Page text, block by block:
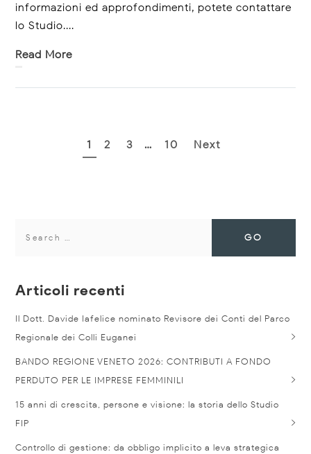
informazioni ed approfondimenti, potete contattare
lo Studio....
Read More
Paginazione
1 2 3 … 10 Next
Articoli recenti
Il Dott. Davide Iafelice nominato Revisore dei Conti del Parco
Regionale dei Colli Euganei
BANDO REGIONE VENETO 2026: CONTRIBUTI A FONDO
PERDUTO PER LE IMPRESE FEMMINILI
15 anni di crescita, persone e visione: la storia dello Studio
FIP
Controllo di gestione: da obbligo implicito a leva strategica